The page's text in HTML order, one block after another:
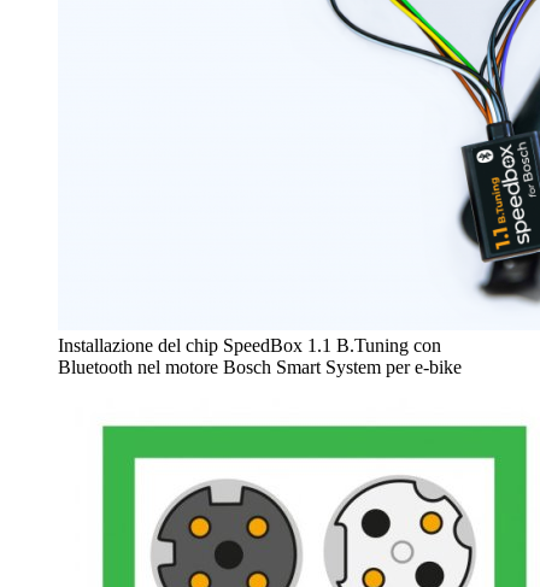
Installazione del chip SpeedBox 1.1 B.Tuning con
Bluetooth nel motore Bosch Smart System per e-bike